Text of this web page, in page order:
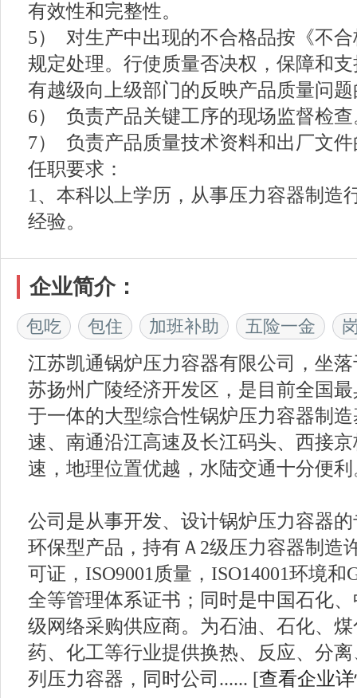
有效性和完整性。
5） 对生产中出现的不合格品按《不
规定处理。行使质量否决权，保障和
有越级向上级部门的反映产品质量问
6） 负责产品关键工序的现场监督检查
7） 负责产品质量技术资料和出厂文
任职要求：
1、本科以上学历，从事压力容器制造
经验。
企业简介：
包吃 包住 加班补助 五险一金
江苏凯通锅炉压力容器有限公司，坐
苏扬州广陵经济开发区，是目前全国
于一体的大型综合性锅炉压力容器制
速、南通沿江高速及长江码头、西接
速，地理位置优越，水陆交通十分便利
公司是从事开发、设计锅炉压力容器
环保型产品，持有Ａ2级压力容器制造
可证，ISO9001质量，ISO14001环境
全等管理体系证书；同时是中国石化
级网络采购供应商。为石油、石化、
药、化工等行业提供换热、反应、分
列压力容器，同时公司...... [查看企业